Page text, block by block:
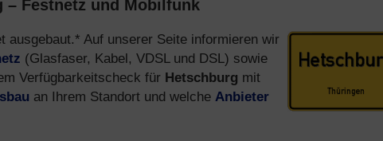
– Festnetz und Mobilfunk
ausgebaut.* Auf unserer Seite informieren wir
(Glasfaser, Kabel, VDSL und DSL) sowie
Verfügbarkeitscheck für Hetschburg mit
an Ihrem Standort und welche Anbieter